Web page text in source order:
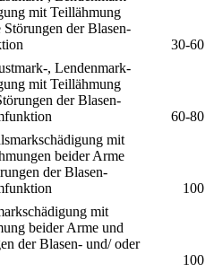
mit Teillähmung
der Blasen-
30-60
, Lendenmark-
mit Teillähmung
der Blasen-
60-80
mit
beider Arme
der Blasen-
100
mit
beider Arme und
der Blasen- und/ oder
100